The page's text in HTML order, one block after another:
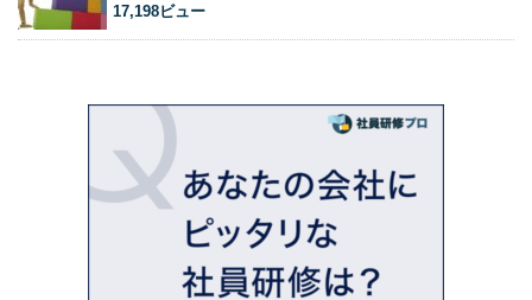
17,198ビュー